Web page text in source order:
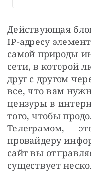
Действующая
IP-адресу
самой природы
сети, в которой
друг с другом
все, что вам
цензуры в
того, чтобы
Телеграмом, —
провайдеру
сайт вы
существует